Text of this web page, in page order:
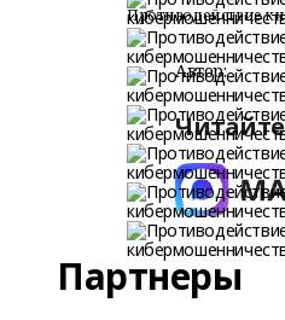
Противодействие
Автор:
Партнеры